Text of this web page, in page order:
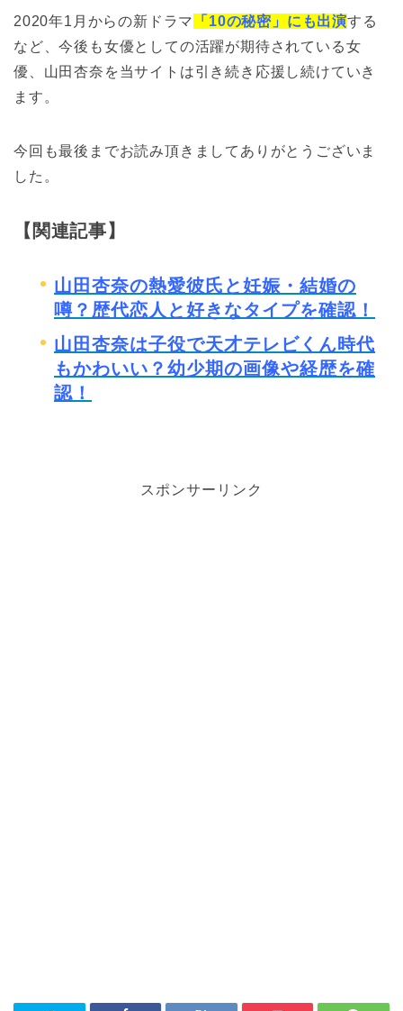
2020年1月からの新ドラマ 「10の秘密」にも出演する
など、今後も女優としての活躍が期待されている女
優、山田杏奈を当サイトは引き続き応援し続けていき
ます。
今回も最後までお読み頂きましてありがとうございま
した。
【関連記事】
山田杏奈の熱愛彼氏と妊娠・結婚の
噂？歴代恋人と好きなタイプを確認！
山田杏奈は子役で天才テレビくん時代
もかわいい？幼少期の画像や経歴を確
認！
スポンサーリンク